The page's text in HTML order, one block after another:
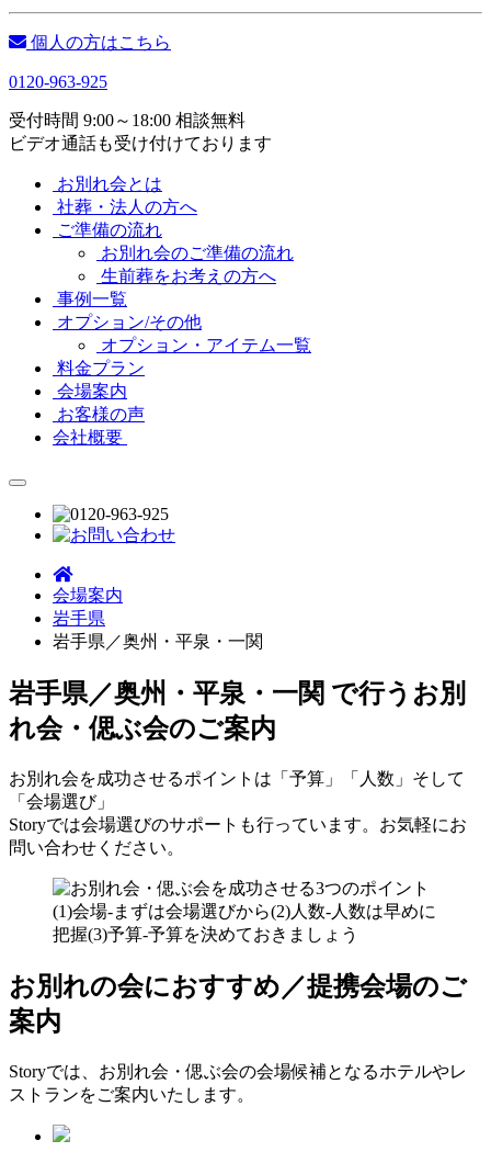
個人の方はこちら
0120-963-925
受付時間 9:00～18:00 相談無料
ビデオ通話も受け付けております
お別れ会とは
社葬・法人の方へ
ご準備の流れ
お別れ会のご準備の流れ
生前葬をお考えの方へ
事例一覧
オプション/その他
オプション・アイテム一覧
料金プラン
会場案内
お客様の声
会社概要
会場案内
岩手県
岩手県／奥州・平泉・一関
岩手県／奥州・平泉・一関 で行う お別
れ会・偲ぶ会のご案内
お別れ会を成功させるポイントは「予算」「人数」そして
「会場選び」
Storyでは会場選びのサポートも行っています。お気軽にお
問い合わせください。
お別れの会におすすめ／提携会場のご
案内
Storyでは、お別れ会・偲ぶ会の会場候補となるホテルやレ
ストランをご案内いたします。